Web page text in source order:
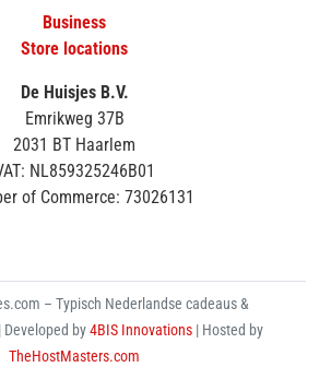
Business
Store locations
De Huisjes B.V.
Emrikweg 37B
2031 BT Haarlem
NL859325246B01
of Commerce: 73026131
– Typisch Nederlandse cadeaus &
by4BIS Innovations | Hosted by
TheHostMasters.com